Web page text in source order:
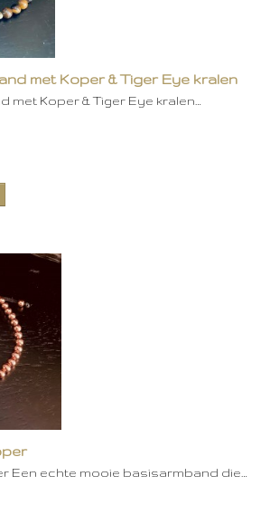
met Koper & Tiger Eye kralen
met Koper & Tiger Eye kralen…
Een echte mooie basisarmband die…